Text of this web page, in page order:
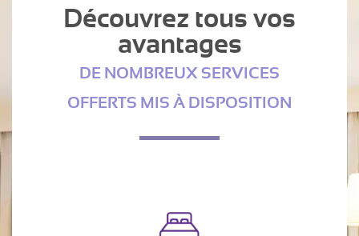
Découvrez tous vos
avantages
DE NOMBREUX SERVICES
OFFERTS MIS À DISPOSITION